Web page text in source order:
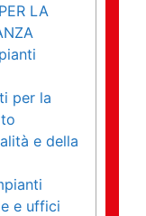
LA
per la
e della
e uffici